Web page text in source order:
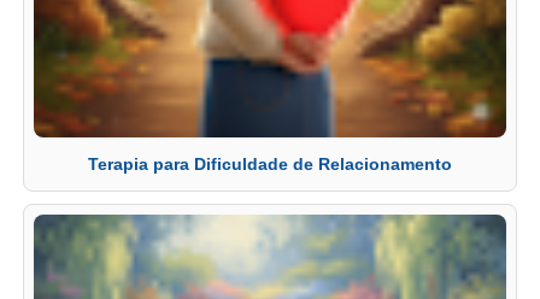
Terapia para Dificuldade de Relacionamento